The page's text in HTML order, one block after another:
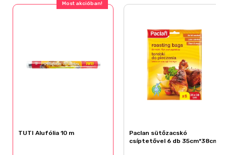
Most akcióban!
TUTI Alufólia 10 m
Paclan sütőzacskó
csíptetővel 6 db 35cm*38cm